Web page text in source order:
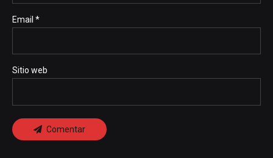
Email *
Sitio web
Comentar